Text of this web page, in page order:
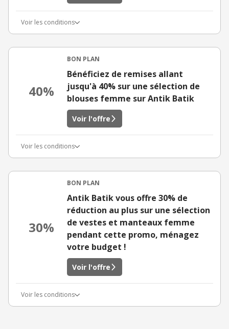
Voir les conditions
40%
BON PLAN
Bénéficiez de remises allant
jusqu'à 40% sur une sélection de
blouses femme sur Antik Batik
Voir l'offre
Voir les conditions
30%
BON PLAN
Antik Batik vous offre 30% de
réduction au plus sur une sélection
de vestes et manteaux femme
pendant cette promo, ménagez
votre budget !
Voir l'offre
Voir les conditions